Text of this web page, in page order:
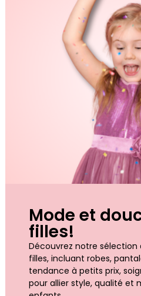
Mode et
filles!
Découvrez notre
filles, incluant robes,
tendance à petits prix,
pour allier style, qualité et